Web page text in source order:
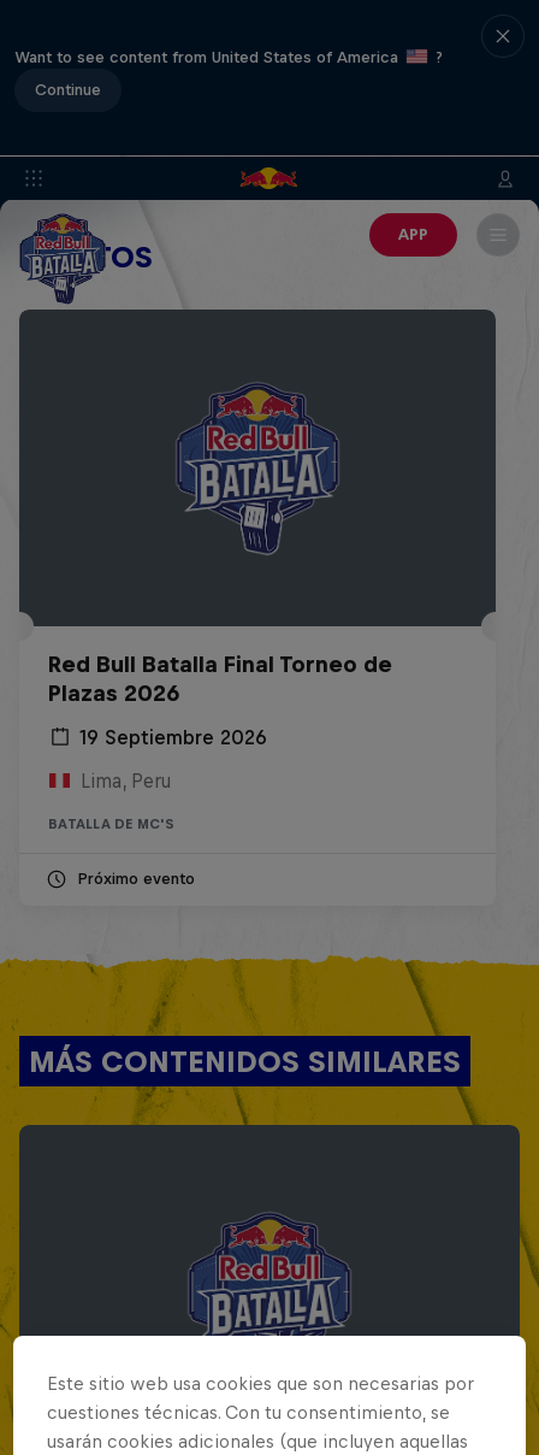
Want to see content from United States of America
?
Continue
APP
EVENTOS
Red Bull Batalla Final Torneo de
Plazas 2026
19 Septiembre 2026
Lima, Peru
BATALLA DE MC'S
Próximo evento
MÁS CONTENIDOS SIMILARES
Este sitio web usa cookies que son necesarias por
cuestiones técnicas. Con tu consentimiento, se
usarán cookies adicionales (que incluyen aquellas